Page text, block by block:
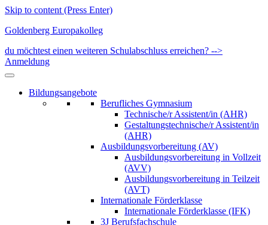
Skip to content (Press Enter)
Goldenberg Europakolleg
du möchtest einen weiteren Schulabschluss erreichen? -->
Anmeldung
Bildungsangebote
Berufliches Gymnasium
Technische/r Assistent/in (AHR)
Gestaltungstechnische/r Assistent/in
(AHR)
Ausbildungsvorbereitung (AV)
Ausbildungsvorbereitung in Vollzeit
(AVV)
Ausbildungsvorbereitung in Teilzeit
(AVT)
Internationale Förderklasse
Internationale Förderklasse (IFK)
3J Berufsfachschule